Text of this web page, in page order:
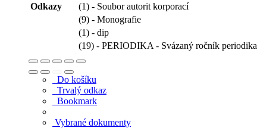
Odkazy
(1) - Soubor autorit korporací
(9) - Monografie
(1) - dip
(19) - PERIODIKA - Svázaný ročník periodika
Do košíku
Trvalý odkaz
Bookmark
Vybrané dokumenty